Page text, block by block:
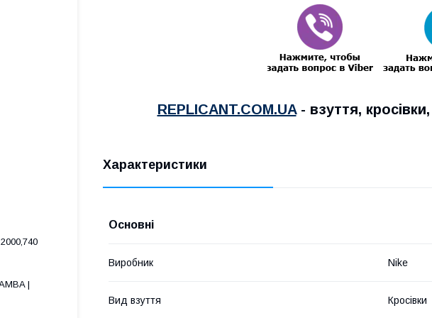
REPLICANT.COM.UA - взуття,
Характеристики
Основні
Виробник Nike
Вид взуття Кросівки
|